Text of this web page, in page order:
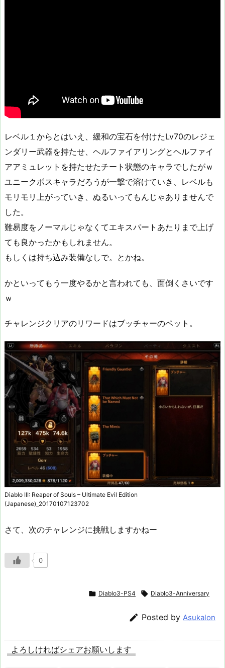
レベル１からとはいえ、緩和の宝石を付けたLv70のレジェ
ンダリー武器を持たせ、ヘルファイアリングとヘルファイ
アアミュレットを持たせたチート状態のキャラでしたがｗ
ユニークボスキャラだろうが一撃で溶けていき、レベルも
モリモリ上がっていき、ぬるいってもんじゃありませんで
した。
難易度をノーマルじゃなくてエキスパートあたりまで上げ
ても良かったかもしれません。
もしくは持ち込み装備なしで。とかね。
かといってもう一度やるかと言われても、面倒くさいです
ｗ
チャレンジクリアのリワードはブッチャーのペット。
Diablo III: Reaper of Souls – Ultimate Evil Edition
(Japanese)_20170107123702
さて、次のチャレンジに挑戦しますかねー
0
 Diablo3-PS4  Diablo3-Anniversary
 Posted by Asukalon
よろしければシェアお願いします